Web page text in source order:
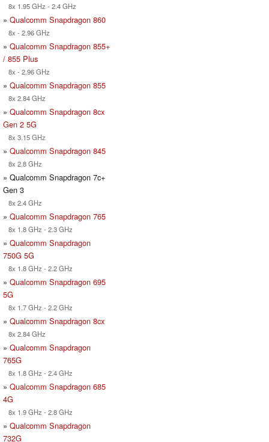
8x 1.95 GHz - 2.4 GHz
» Qualcomm Snapdragon 860
8x - 2.96 GHz
» Qualcomm Snapdragon 855+
/ 855 Plus
8x - 2.96 GHz
» Qualcomm Snapdragon 855
8x 2.84 GHz
» Qualcomm Snapdragon 8cx
Gen 2 5G
8x 3.15 GHz
» Qualcomm Snapdragon 845
8x 2.8 GHz
» Qualcomm Snapdragon 7c+
Gen 3
8x 2.4 GHz
» Qualcomm Snapdragon 765
8x 1.8 GHz - 2.3 GHz
» Qualcomm Snapdragon
750G 5G
8x 1.8 GHz - 2.2 GHz
» Qualcomm Snapdragon 695
5G
8x 1.7 GHz - 2.2 GHz
» Qualcomm Snapdragon 8cx
8x 2.84 GHz
» Qualcomm Snapdragon
765G
8x 1.8 GHz - 2.4 GHz
» Qualcomm Snapdragon 685
4G
8x 1.9 GHz - 2.8 GHz
» Qualcomm Snapdragon
732G